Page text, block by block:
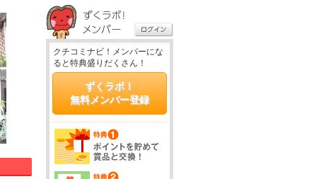
クチコミナビ！メンバーにな
ると特典盛りだくさん！
ずくラボ！
無料メンバー登録